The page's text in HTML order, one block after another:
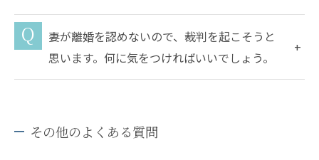
妻が離婚を認めないので、裁判を起こそうと
思います。何に気をつければいいでしょう。
その他のよくある質問